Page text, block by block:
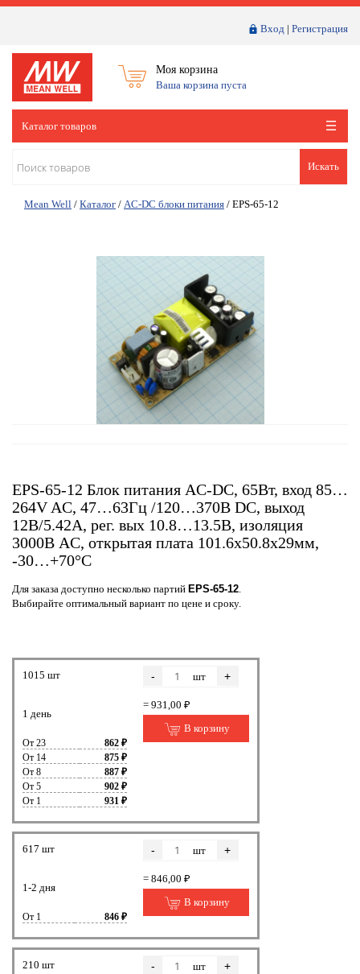
Вход | Регистрация
Моя корзина
Ваша корзина пуста
Каталог товаров
Искать
Mean Well / Каталог / AC-DC блоки питания / EPS-65-12
EPS-65-12 Блок питания AC-DC, 65Вт, вход 85…
264V AC, 47…63Гц /120…370В DC, выход
12В/5.42A, рег. вых 10.8…13.5В, изоляция
3000В AC, открытая плата 101.6х50.8х29мм,
-30…+70°С
Для заказа доступно несколько партий EPS-65-12
Выбирайте оптимальный вариант по цене и сроку.
1015 шт
1 день
От 23
862 ₽
От 14
875 ₽
От 8
887 ₽
От 5
902 ₽
От 1
931 ₽
- шт +
= 931,00 ₽
В корзину
617 шт
1-2 дня
От 1 846 ₽
- шт +
= 846,00 ₽
В корзину
210 шт - шт +